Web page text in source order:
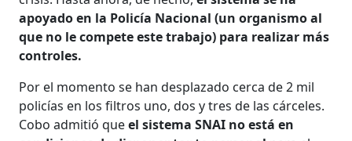
apoyado en la Policía Nacional (un organismo al
que no le compete este trabajo) para realizar más
controles.
Por el momento se han desplazado cerca de 2 mil
policías en los filtros uno, dos y tres de las cárceles.
Cobo admitió queel sistema SNAI no está en